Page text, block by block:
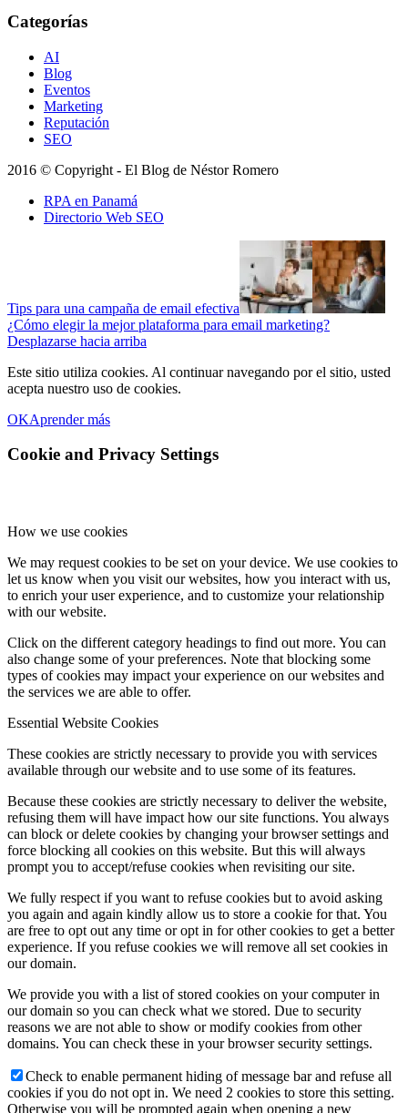
Categorías
AI
Blog
Eventos
Marketing
Reputación
SEO
2016 © Copyright - El Blog de Néstor Romero
RPA en Panamá
Directorio Web SEO
Tips para una campaña de email efectiva
¿Cómo elegir la mejor plataforma para email marketing?
Desplazarse hacia arriba
Este sitio utiliza cookies. Al continuar navegando por el sitio, usted
acepta nuestro uso de cookies.
OKAprender más
Cookie and Privacy Settings
How we use cookies
We may request cookies to be set on your device. We use cookies to
let us know when you visit our websites, how you interact with us,
to enrich your user experience, and to customize your relationship
with our website.
Click on the different category headings to find out more. You can
also change some of your preferences. Note that blocking some
types of cookies may impact your experience on our websites and
the services we are able to offer.
Essential Website Cookies
These cookies are strictly necessary to provide you with services
available through our website and to use some of its features.
Because these cookies are strictly necessary to deliver the website,
refusing them will have impact how our site functions. You always
can block or delete cookies by changing your browser settings and
force blocking all cookies on this website. But this will always
prompt you to accept/refuse cookies when revisiting our site.
We fully respect if you want to refuse cookies but to avoid asking
you again and again kindly allow us to store a cookie for that. You
are free to opt out any time or opt in for other cookies to get a better
experience. If you refuse cookies we will remove all set cookies in
our domain.
We provide you with a list of stored cookies on your computer in
our domain so you can check what we stored. Due to security
reasons we are not able to show or modify cookies from other
domains. You can check these in your browser security settings.
Check to enable permanent hiding of message bar and refuse all
cookies if you do not opt in. We need 2 cookies to store this setting.
Otherwise you will be prompted again when opening a new